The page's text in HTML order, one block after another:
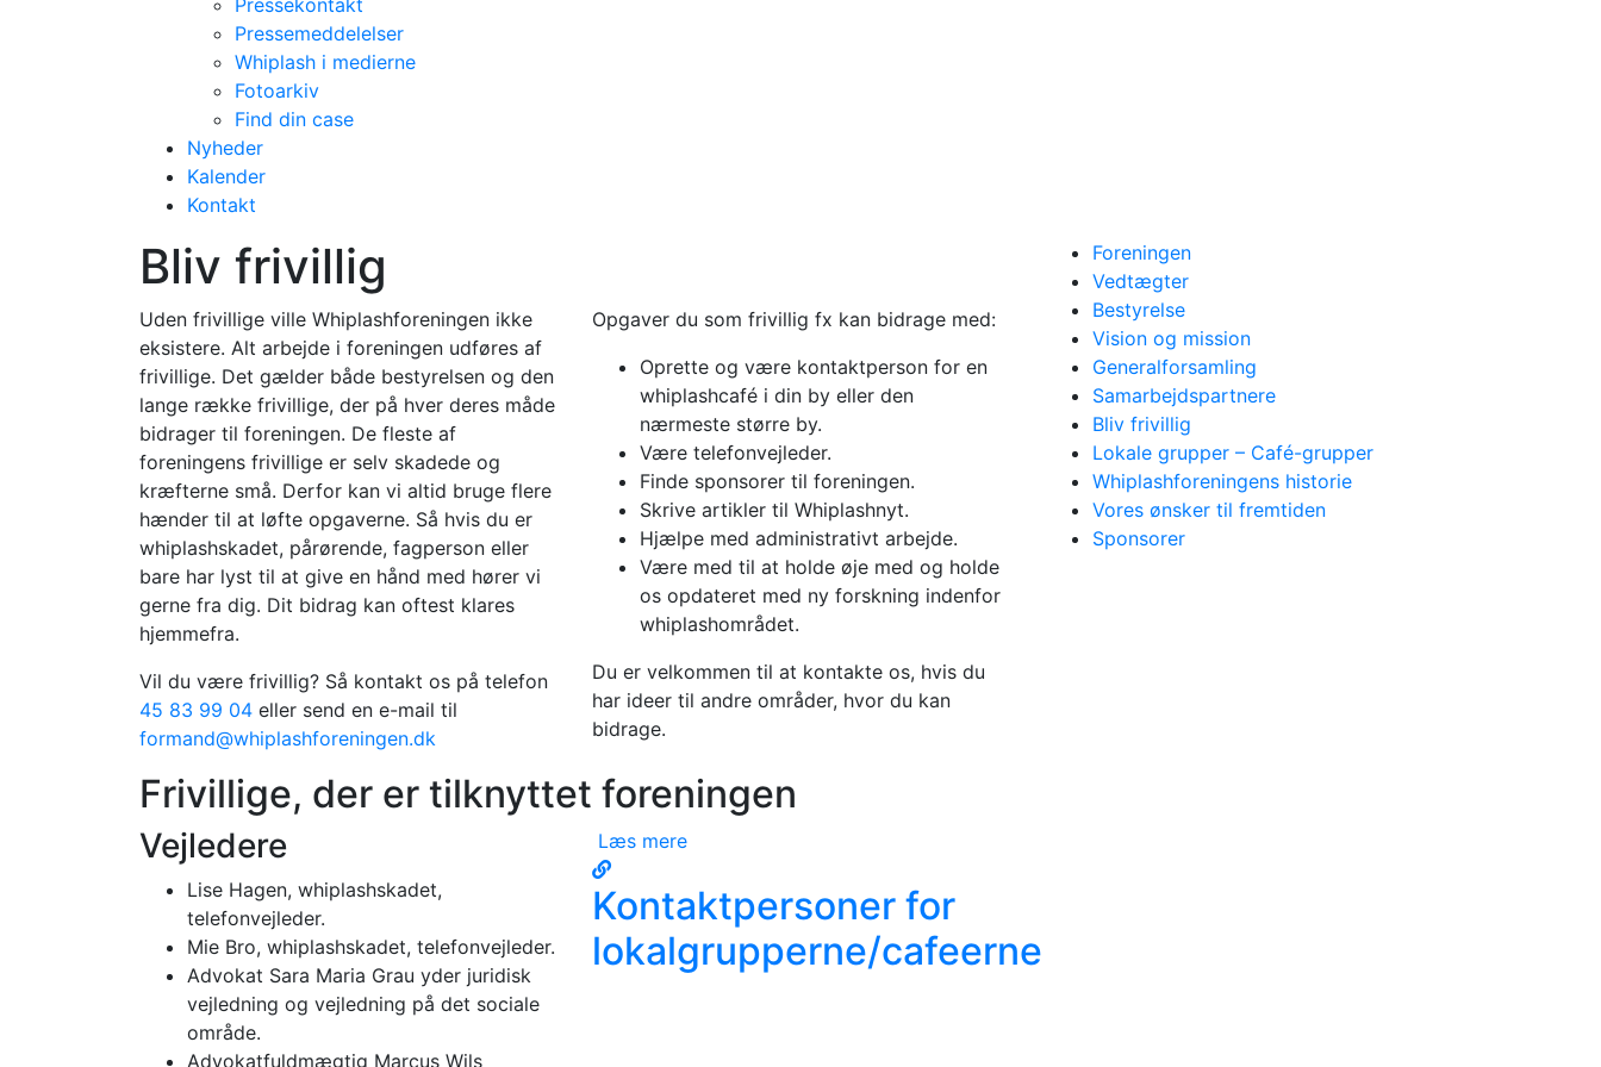
Pressemeddelelser
Whiplash i medierne
Fotoarkiv
Find din case
Nyheder
Kalender
Kontakt
Bliv frivillig
Uden frivillige ville Whiplashforeningen ikke
eksistere. Alt arbejde i foreningen udføres af
frivillige. Det gælder både bestyrelsen og den
lange række frivillige, der på hver deres måde
bidrager til foreningen. De fleste af
foreningens frivillige er selv skadede og
kræfterne små. Derfor kan vi altid bruge flere
hænder til at løfte opgaverne. Så hvis du er
whiplashskadet, pårørende, fagperson eller
bare har lyst til at give en hånd med hører vi
gerne fra dig. Dit bidrag kan oftest klares
hjemmefra.
Vil du være frivillig? Så kontakt os på telefon
45 83 99 04 eller send en e-mail til
formand@whiplashforeningen.dk
Opgaver du som frivillig fx kan bidrage med:
Oprette og være kontaktperson for en
whiplashcafé i din by eller den
nærmeste større by.
Være telefonvejleder.
Finde sponsorer til foreningen.
Skrive artikler til Whiplashnyt.
Hjælpe med administrativt arbejde.
Være med til at holde øje med og holde
os opdateret med ny forskning indenfor
whiplashområdet.
Du er velkommen til at kontakte os, hvis du
har ideer til andre områder, hvor du kan
bidrage.
Frivillige, der er tilknyttet foreningen
Vejledere
Lise Hagen, whiplashskadet,
telefonvejleder.
Mie Bro, whiplashskadet, telefonvejleder.
Advokat Sara Maria Grau yder juridisk
vejledning og vejledning på det sociale
område.
Advokatfuldmægtig Marcus Wils
Læs mere
Kontaktpersoner for
lokalgrupperne/cafeerne
Foreningen
Vedtægter
Bestyrelse
Vision og mission
Generalforsamling
Samarbejdspartnere
Bliv frivillig
Lokale grupper – Café-grupper
Whiplashforeningens historie
Vores ønsker til fremtiden
Sponsorer